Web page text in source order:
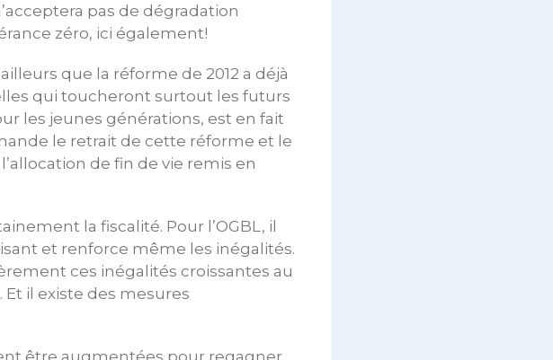
pas de dégradation
zéro, ici également!
que la réforme de 2012 a déjà
qui toucheront surtout les futurs
les jeunes générations, est en fait
le retrait de cette réforme et le
de fin de vie remis en
la fiscalité. Pour l’OGBL, il
et renforce même les inégalités.
ces inégalités croissantes au
il existe des mesures